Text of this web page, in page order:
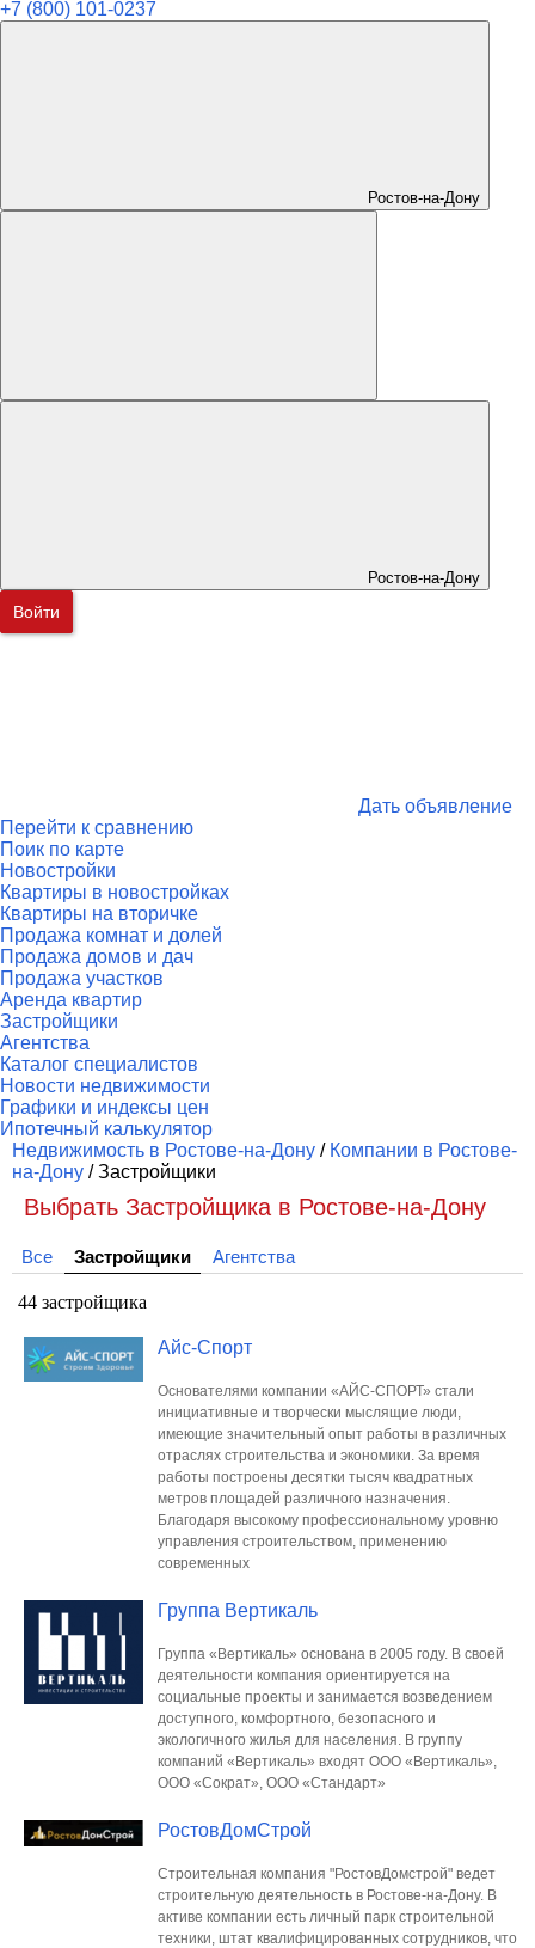
+7 (800) 101-0237
Ростов-на-Дону
Ростов-на-Дону
Войти
Дать объявление
Перейти к сравнению
Поик по карте
Новостройки
Квартиры в новостройках
Квартиры на вторичке
Продажа комнат и долей
Продажа домов и дач
Продажа участков
Аренда квартир
Застройщики
Агентства
Каталог специалистов
Новости недвижимости
Графики и индексы цен
Ипотечный калькулятор
Недвижимость в Ростове-на-Дону / Компании в Ростове-
на-Дону / Застройщики
Выбрать Застройщика в Ростове-на-Дону
Все Застройщики Агентства
44 застройщика
Айс-Спорт
Основателями компании «АЙС-СПОРТ» стали
инициативные и творчески мыслящие люди,
имеющие значительный опыт работы в различных
отраслях строительства и экономики. За время
работы построены десятки тысяч квадратных
метров площадей различного назначения.
Благодаря высокому профессиональному уровню
управления строительством, применению
современных
Группа Вертикаль
Группа «Вертикаль» основана в 2005 году. В своей
деятельности компания ориентируется на
социальные проекты и занимается возведением
доступного, комфортного, безопасного и
экологичного жилья для населения. В группу
компаний «Вертикаль» входят ООО «Вертикаль»,
ООО «Сократ», ООО «Стандарт»
РостовДомСтрой
Строительная компания "РостовДомстрой" ведет
строительную деятельность в Ростове-на-Дону. В
активе компании есть личный парк строительной
техники, штат квалифицированных сотрудников, что